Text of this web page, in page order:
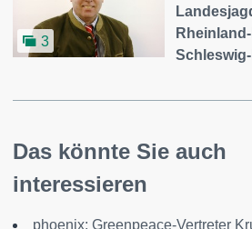
3
Das könnte Sie auch
interessieren
phoenix: Greenpeace-Vertreter